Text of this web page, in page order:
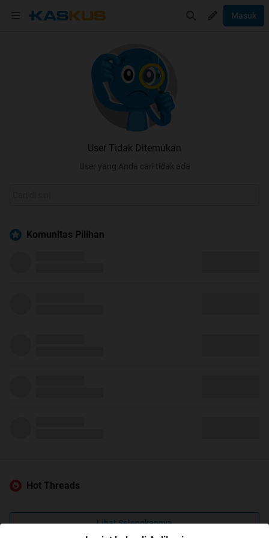
Masuk
User Tidak Ditemukan
User yang Anda cari tidak ada
Komunitas Pilihan
Hot Threads
Lihat Selengkapnya